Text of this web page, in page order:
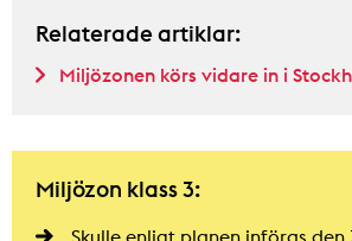
Relaterade artiklar:
Miljözonen körs vidare in i
Miljözon klass 3:
Skulle enligt planen införas den